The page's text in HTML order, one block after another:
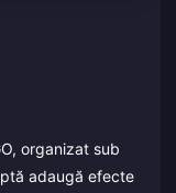
organizat sub
adaugă efecte